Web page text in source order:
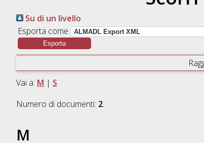
Su di un livello
Esporta come
Vai a: M | S
Numero di documenti: 2.
M